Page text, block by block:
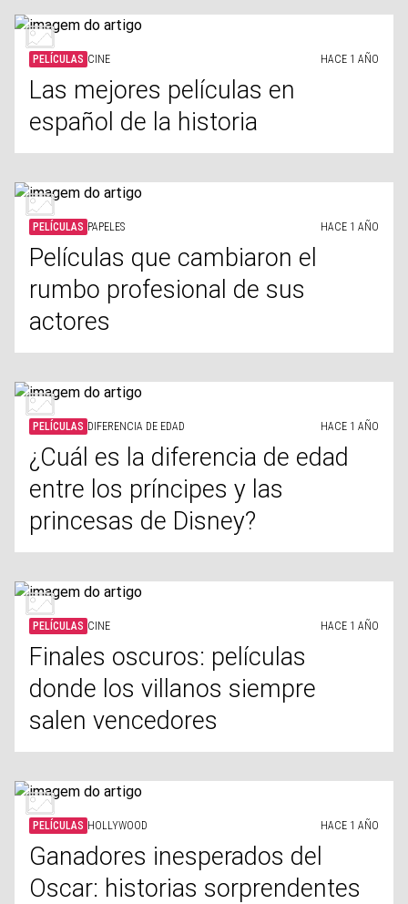
PELÍCULAS CINE HACE 1 AÑO
Las mejores películas en
español de la historia
PELÍCULAS PAPELES HACE 1 AÑO
Películas que cambiaron el
rumbo profesional de sus
actores
PELÍCULAS DIFERENCIA DE EDAD HACE 1 AÑO
¿Cuál es la diferencia de edad
entre los príncipes y las
princesas de Disney?
PELÍCULAS CINE HACE 1 AÑO
Finales oscuros: películas
donde los villanos siempre
salen vencedores
PELÍCULAS HOLLYWOOD HACE 1 AÑO
Ganadores inesperados del
Oscar: historias sorprendentes